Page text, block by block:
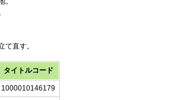
直す。
タイトルコード
1000010146179